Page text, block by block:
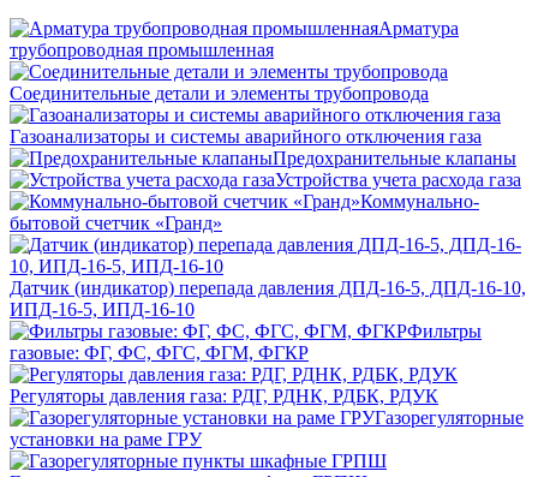
Арматура
трубопроводная промышленная
Соединительные детали и элементы трубопровода
Газоанализаторы и системы аварийного отключения газа
Предохранительные клапаны
Устройства учета расхода газа
Коммунально-
бытовой счетчик «Гранд»
Датчик (индикатор) перепада давления ДПД-16-5, ДПД-16-10,
ИПД-16-5, ИПД-16-10
Фильтры
газовые: ФГ, ФС, ФГС, ФГМ, ФГКР
Регуляторы давления газа: РДГ, РДНК, РДБК, РДУК
Газорегуляторные
установки на раме ГРУ